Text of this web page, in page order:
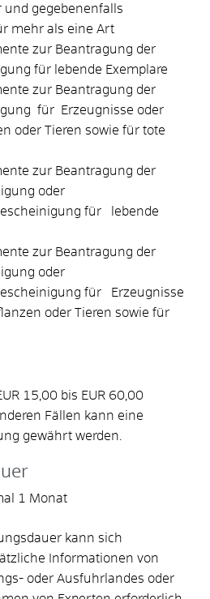
gegebenenfalls
mehr als eine Art
zur Beantragung der
für lebende Exemplare
zur Beantragung der
für Erzeugnisse oder
oder Tieren sowie für tote
zur Beantragung der
oder
für lebende
zur Beantragung der
oder
für Erzeugnisse
oder Tieren sowie für
15,00 bis EUR 60,00
Fällen kann eine
gewährt werden.
1 Monat
kann sich
Informationen von
oder Ausfuhrlandes oder